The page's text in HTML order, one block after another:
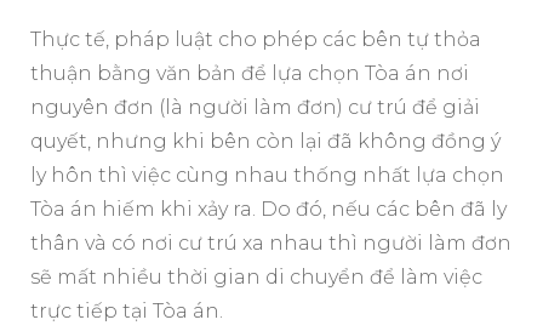
Thực tế, pháp luật cho phép các bên tự thỏa
thuận bằng văn bản để lựa chọn Tòa án nơi
nguyên đơn (là người làm đơn) cư trú để giải
quyết, nhưng khi bên còn lại đã không đồng ý
ly hôn thì việc cùng nhau thống nhất lựa chọn
Tòa án hiếm khi xảy ra. Do đó, nếu các bên đã ly
thân và có nơi cư trú xa nhau thì người làm đơn
sẽ mất nhiều thời gian di chuyển để làm việc
trực tiếp tại Tòa án.